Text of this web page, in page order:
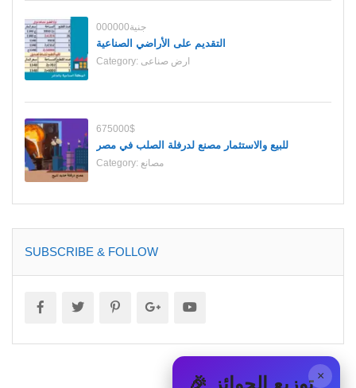
000000جنية
التقديم على الأراضي الصناعية
Category: ارض صناعى
675000$
للبيع والاستثمار مصنع لدرفلة الصلب في مصر
Category: مصانع
SUBSCRIBE & FOLLOW
× 🎉 توزيع الجوائز